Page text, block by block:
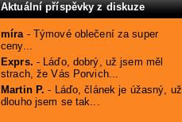
Aktuální příspěvky z diskuze
míra- Týmové oblečení za super
ceny...
Exprs. - Láďo, dobrý, už jsem měl
strach, že Vás Porvich...
Martin P. - Láďo, článek je úžasný, už
dlouho jsem se tak...